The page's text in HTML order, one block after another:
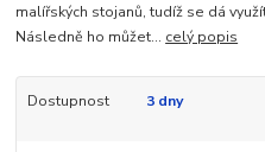
malířských stojanů, tudíž se dá
Následně ho můžet... celý popis
Dostupnost 3 dny